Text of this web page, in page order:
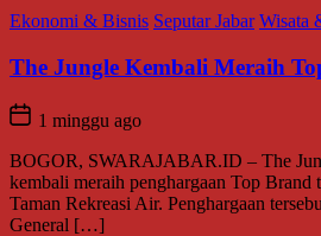
Ekonomi & Bisnis Seputar Jabar Wisata
The Jungle Kembali Meraih
1 minggu ago
BOGOR, SWARAJABAR.ID – The
kembali meraih penghargaan Top Brand
Taman Rekreasi Air. Penghargaan
General […]